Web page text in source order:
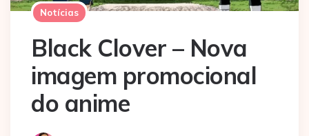
Notícias
Black Clover – Nova
imagem promocional
do anime